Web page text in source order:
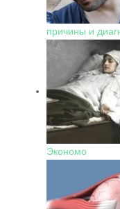
причины и
Экономо